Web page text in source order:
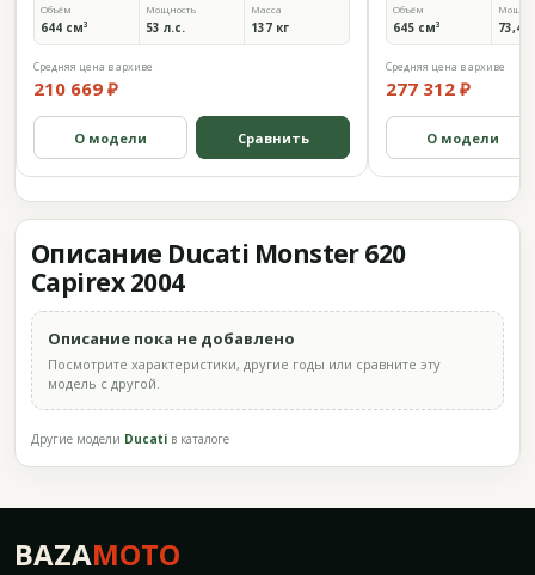
Объём
644 см³
Мощность
53 л.с.
Масса
137 кг
Средняя цена в архиве
210 669 ₽
О модели Сравнить
Объём
645 см³ 73,4
Средняя цена в архиве
277 312 ₽
О модели
Описание Ducati Monster 620
Capirex 2004
Описание пока не добавлено
Посмотрите характеристики, другие годы или сравните эту
модель с другой.
Другие модели Ducati в каталоге
BAZAMOTO